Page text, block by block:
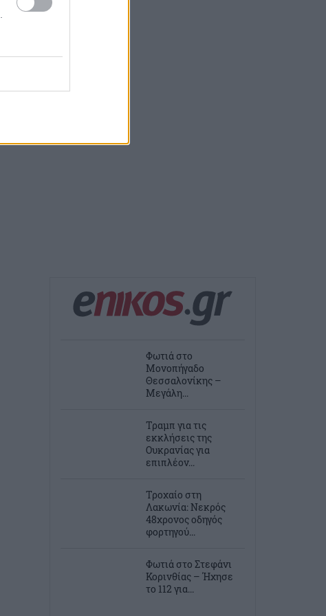
Φωτιά στο
Μονοπήγαδο
Θεσσαλονίκης –
Μεγάλη...
Τραμπ για τις
εκκλήσεις της
Ουκρανίας για
επιπλέον...
Τροχαίο στη
Λακωνία: Νεκρός
48χρονος οδηγός
φορτηγού...
Φωτιά στο Στεφάνι
Κορινθίας – Ήχησε
το 112 για...